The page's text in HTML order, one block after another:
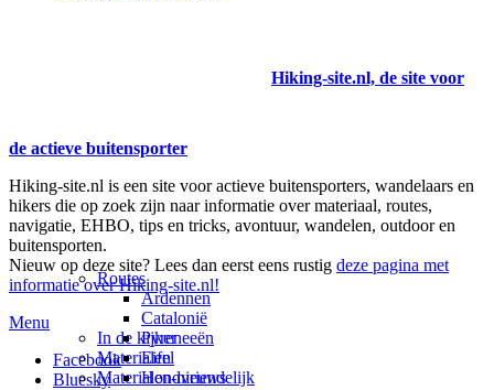
Hiking-site.nl, de site voor
de actieve buitensporter
Hiking-site.nl is een site voor actieve buitensporters, wandelaars en
hikers die op zoek zijn naar informatie over materiaal, routes,
navigatie, EHBO, tips en tricks, avontuur, wandelen, outdoor en
buitensporten.
Nieuw op deze site? Lees dan eerst eens rustig deze pagina met
informatie over Hiking-site.nl!
Menu
Facebook
Bluesky
In de kijker
Materialen
Materialen-nieuws
Routes
Ardennen
Catalonië
Pyreneeën
Eifel
Hondvriendelijk